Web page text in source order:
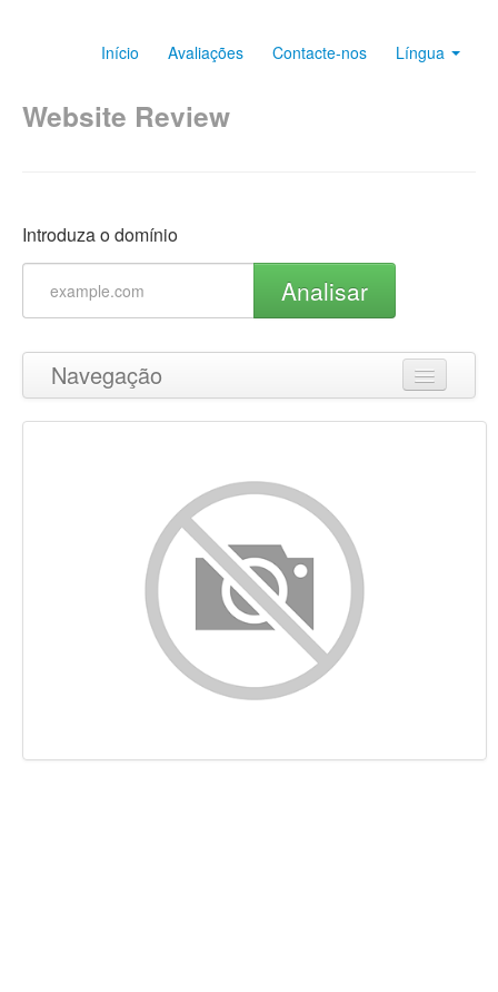
Início Avaliações Contacte-nos Língua
Website Review
Introduza o domínio
Analisar
Navegação
Ir para o topo
Palavras-chave
Usabilidade
Documento
Dispositivos Móveis